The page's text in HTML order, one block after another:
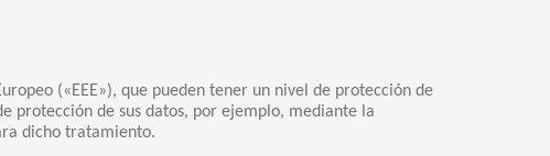
(«EEE»), que pueden tener un nivel de protección de
protección de sus datos, por ejemplo, mediante la
dicho tratamiento.